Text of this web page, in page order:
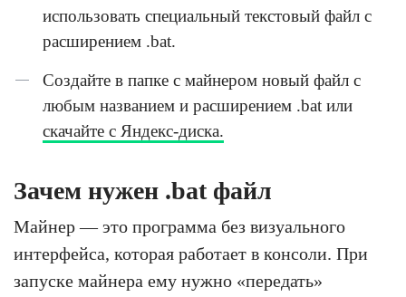
использовать специальный текстовый файл с
расширением .bat.
Создайте в папке с майнером новый файл с
любым названием и расширением .bat или
скачайте с Яндекс-диска.
Зачем нужен .bat файл
Майнер — это программа без визуального
интерфейса, которая работает в консоли. При
запуске майнера ему нужно «передать»